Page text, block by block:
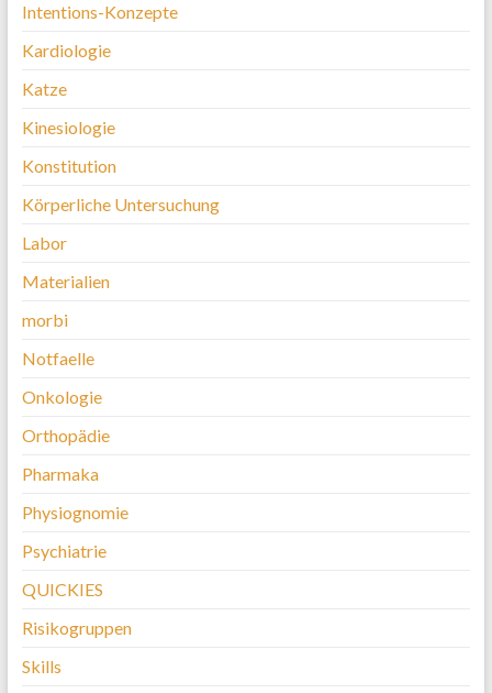
Intentions-Konzepte
Kardiologie
Katze
Kinesiologie
Konstitution
Körperliche Untersuchung
Labor
Materialien
morbi
Notfaelle
Onkologie
Orthopädie
Pharmaka
Physiognomie
Psychiatrie
QUICKIES
Risikogruppen
Skills